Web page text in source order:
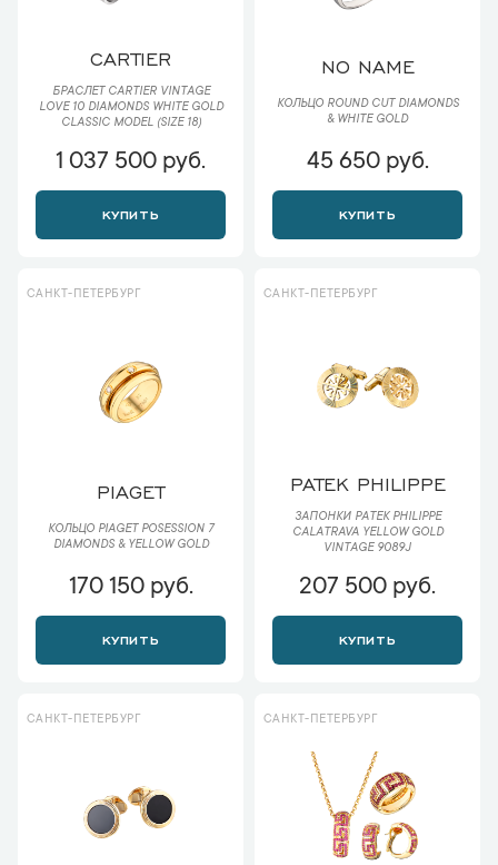
CARTIER
БРАСЛЕТ CARTIER VINTAGE
LOVE 10 DIAMONDS WHITE GOLD
CLASSIC MODEL (SIZE 18)
1 037 500 руб.
КУПИТЬ
NO NAME
КОЛЬЦО ROUND CUT DIAMONDS
& WHITE GOLD
45 650 руб.
КУПИТЬ
САНКТ-ПЕТЕРБУРГ
PIAGET
КОЛЬЦО PIAGET POSESSION 7
DIAMONDS & YELLOW GOLD
170 150 руб.
КУПИТЬ
САНКТ-ПЕТЕРБУРГ
PATEK PHILIPPE
ЗАПОНКИ PATEK PHILIPPE
CALATRAVA YELLOW GOLD
VINTAGE 9089J
207 500 руб.
КУПИТЬ
САНКТ-ПЕТЕРБУРГ САНКТ-ПЕТЕРБУРГ